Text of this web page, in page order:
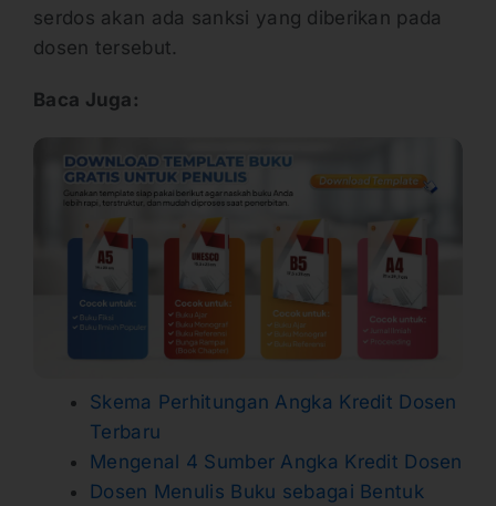
serdos akan ada sanksi yang diberikan pada
dosen tersebut.
Baca Juga:
Skema Perhitungan Angka Kredit Dosen
Terbaru
Mengenal 4 Sumber Angka Kredit Dosen
Dosen Menulis Buku sebagai Bentuk